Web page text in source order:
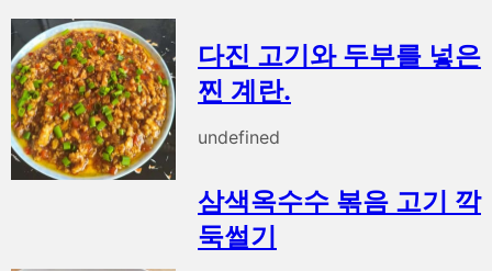
다진 고기와 두부를 넣은
찐 계란.
undefined
삼색옥수수 볶음 고기 깍
둑썰기